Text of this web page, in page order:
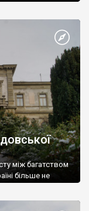
між багатством
більше не